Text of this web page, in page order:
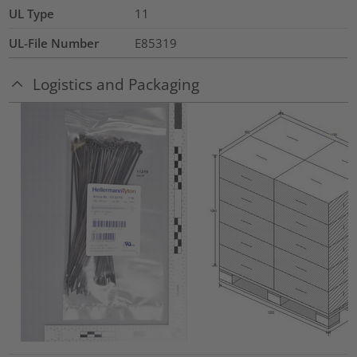
UL Type
11
UL-File Number
E85319
Logistics and Packaging